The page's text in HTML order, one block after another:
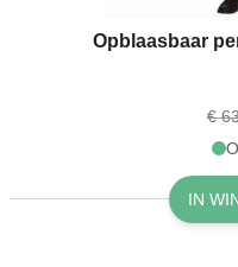
Opblaasbaar
€
IN